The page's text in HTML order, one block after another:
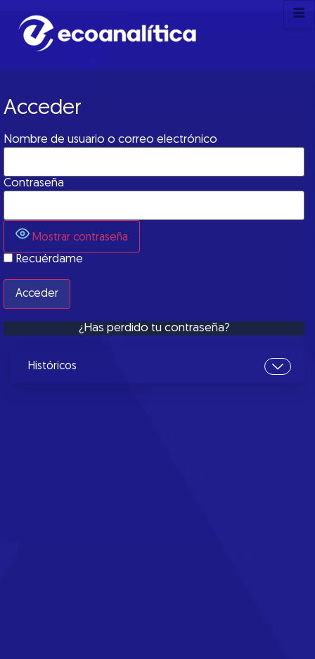
Acceder
Nombre de usuario o correo electrónico
Contraseña
Mostrar contraseña
Recuérdame
¿Has perdido tu contraseña?
Históricos